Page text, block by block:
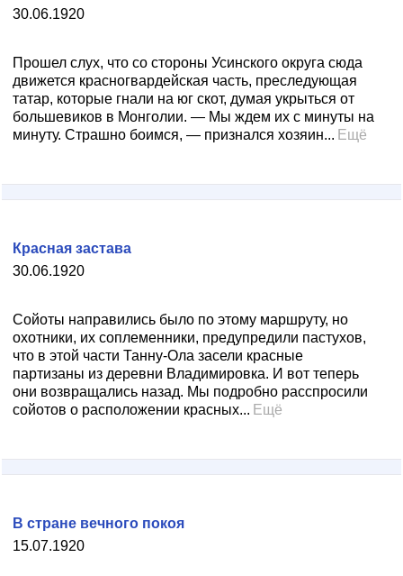
30.06.1920
Прошел слух, что со стороны Усинского округа сюда
движется красногвардейская часть, преследующая
татар, которые гнали на юг скот, думая укрыться от
большевиков в Монголии. — Мы ждем их с минуты на
минуту. Страшно боимся, — признался хозяин... Ещё
30.06.1920
Красная застава
Сойоты направились было по этому маршруту, но
охотники, их соплеменники, предупредили пастухов,
что в этой части Танну-Ола засели красные
партизаны из деревни Владимировка. И вот теперь
они возвращались назад. Мы подробно расспросили
сойотов о расположении красных... Ещё
15.07.1920
В стране вечного покоя